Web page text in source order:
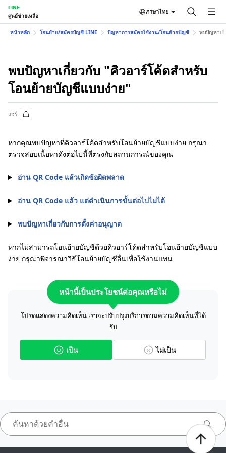
LINE
ศูนย์ช่วยเหลือ
ภาษาไทย
หน้าหลัก โอนย้าย/สมัครบัญชี LINE ปัญหาการสมัครใช้งาน/โอนย้ายบัญชี พบปัญหาเกี่
พบปัญหาเกี่ยวกับ "คิวอาร์โค้ดสำหรับ
โอนย้ายบัญชีแบบง่าย"
แชร์
หากคุณพบปัญหาที่คิวอาร์โค้ดสำหรับโอนย้ายบัญชีแบบง่าย กรุณา
ตรวจสอบเนื้อหาดังต่อไปนี้ที่ตรงกับสถานการณ์ของคุณ
อ่าน QR Code แล้วเกิดข้อผิดพลาด
อ่าน QR Code แล้ว แต่ดำเนินการขั้นต่อไปไม่ได้
พบปัญหาเกี่ยวกับการตั้งค่าอนุญาต
หากไม่สามารถโอนย้ายบัญชีด้วยคิวอาร์โค้ดสำหรับโอนย้ายบัญชีแบบ
ง่าย กรุณาพิจารณาวิธีโอนย้ายบัญชีอื่นเพื่อใช้งานแทน
หน้านี้เป็นประโยชน์ต่อคุณหรือไม่
โปรดแสดงความคิดเห็น เราจะปรับปรุงบริการตามความคิดเห็นที่ได้
รับ
เป็น ไม่เป็น